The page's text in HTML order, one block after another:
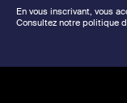
En vous inscrivant, vous
Consultez notre politique